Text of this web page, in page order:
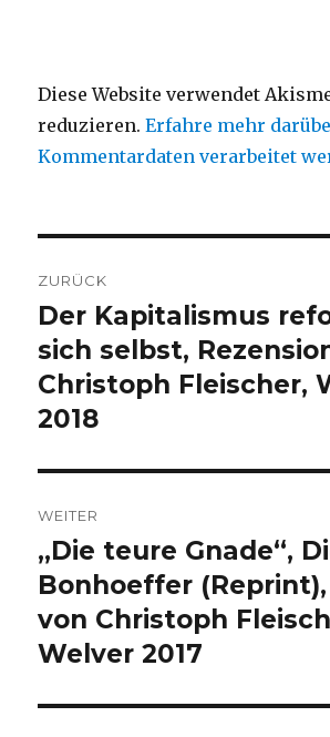
Diese Website verwendet
reduzieren.Erfahre mehr
Kommentardaten verarbeitet
ZURÜCK
Vorheriger
Beitrag:
Der Kapitalismus
sich selbst,
Christoph Fleischer,
2018
WEITER
Nächster
Beitrag:
„Die teure Gnade“,
Bonhoeffer
von Christoph
Welver 2017